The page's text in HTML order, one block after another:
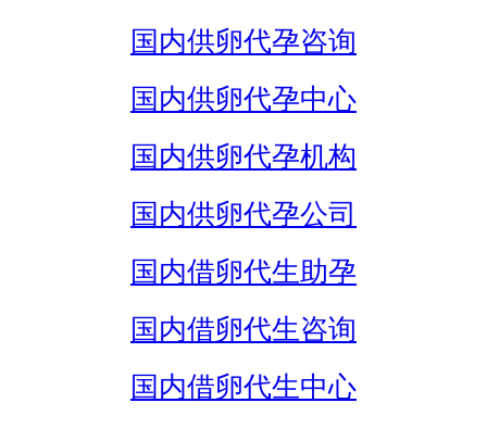
国内供卵代孕咨询
国内供卵代孕中心
国内供卵代孕机构
国内供卵代孕公司
国内借卵代生助孕
国内借卵代生咨询
国内借卵代生中心